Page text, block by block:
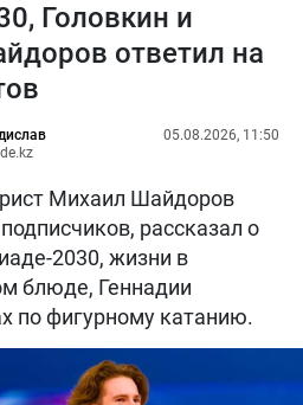
Головкин и
ответил на
05.08.2026, 11:50
Михаил Шайдоров
рассказал о
2030, жизни в
блюде, Геннадии
по фигурному катанию.